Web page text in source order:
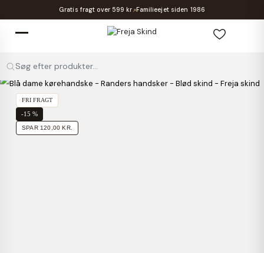
Gratis fragt over 599 kr. Familieejet siden 1986
Søg efter produkter...
-15 %
FRI FRAGT
SPAR 120,00 KR.